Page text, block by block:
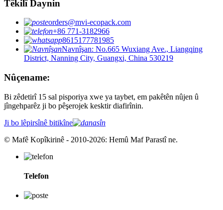
Têkilî Daynin
orders@mvi-ecopack.com
+86 771-3182966
8615177781985
Navnîşan: No.665 Wuxiang Ave., Liangqing
District, Nanning City, Guangxi, China 530219
Nûçename:
Bi zêdetirî 15 sal pisporiya xwe ya taybet, em pakêtên nûjen û
jîngehparêz ji bo pêşerojek kesktir diafirînin.
Ji bo lêpirsînê bitikîne
© Mafê Kopîkirinê - 2010-2026: Hemû Maf Parastî ne.
Telefon